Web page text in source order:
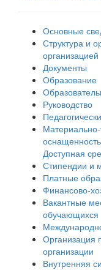
Основные
Структура и
организацией
Документы
Образование
Руководство
Доступная
Стипендии и
Платные
Финансово-
Вакантные
обучающихся
Организация
организации
Внутренняя